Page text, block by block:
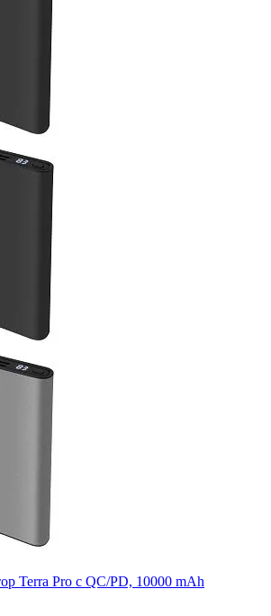
Terra Pro с QC/PD, 10000 mAh